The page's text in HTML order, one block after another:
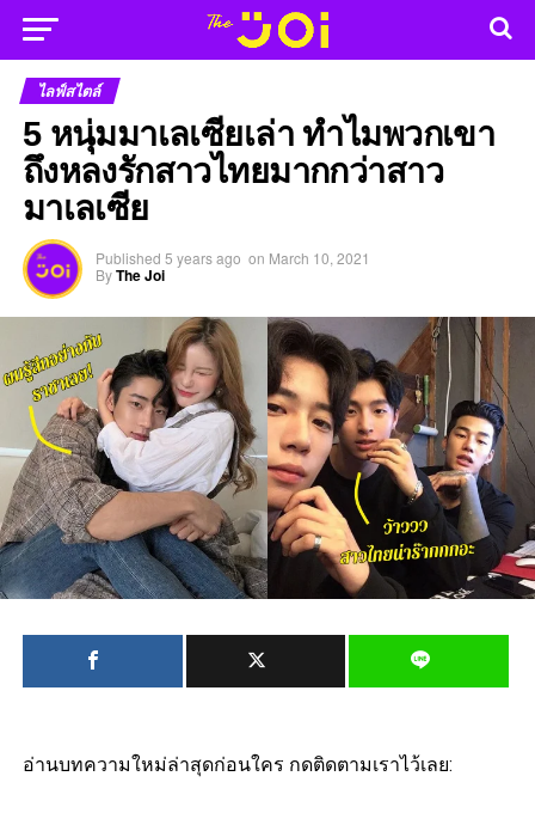
ไลฟ์สไตล์
5 หนุ่มมาเลเซียเล่า ทำไมพวกเขา
ถึงหลงรักสาวไทยมากกว่าสาว
มาเลเซีย
Published 5 years ago on March 10, 2021
ByThe Joi
อ่านบทความใหม่ล่าสุดก่อนใคร กดติดตามเราไว้เลย: